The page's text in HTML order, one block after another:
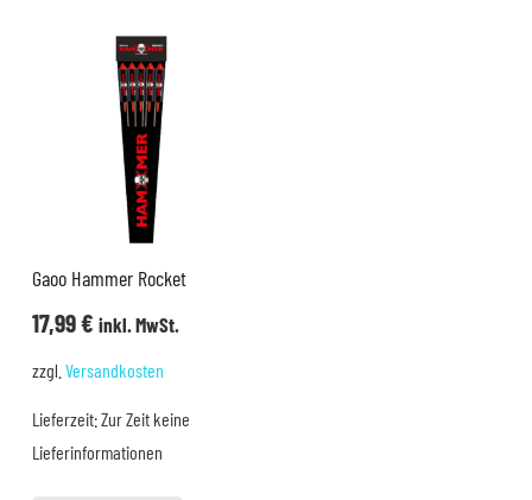
Gaoo Hammer Rocket
17,99€ inkl. MwSt.
zzgl. Versandkosten
Lieferzeit:Zur Zeit keine
Lieferinformationen